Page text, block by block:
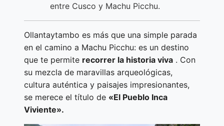
entre Cusco y Machu Picchu.
Ollantaytambo es más que una simple parada
en el camino a Machu Picchu: es un destino
que te permite recorrer la historia viva . Con
su mezcla de maravillas arqueológicas,
cultura auténtica y paisajes impresionantes,
se merece el título de «El Pueblo Inca
Viviente».